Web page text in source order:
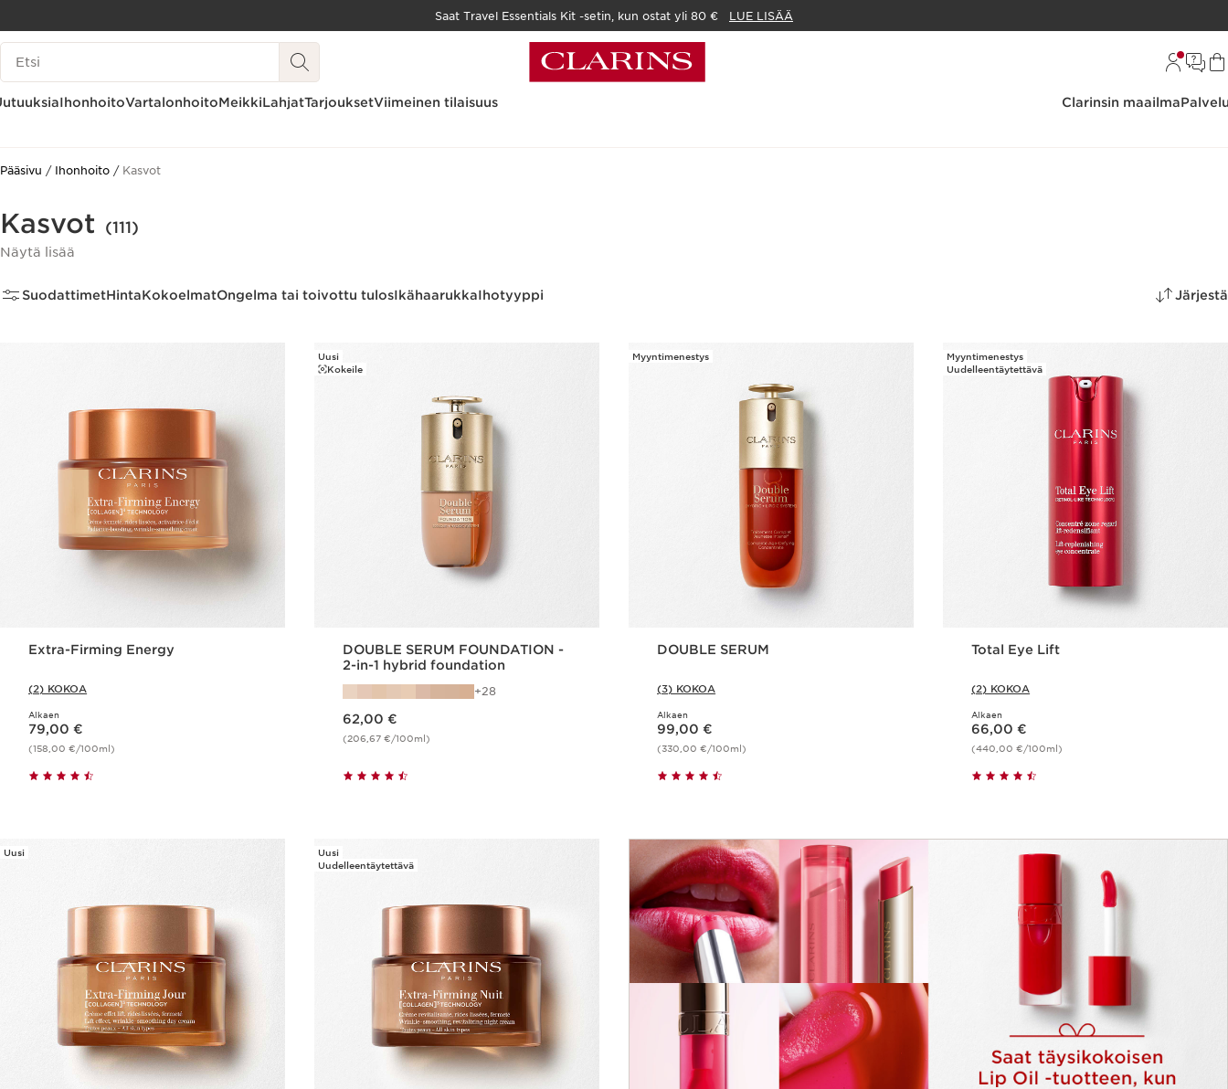
SIIRRY SISÄLTÖÖN
Saat Travel Essentials Kit -setin, kun ostat yli 80 € LUE LISÄÄ
Hakuhistoria
IhonhoitoVartalonhoitoMeikkiLahjatTarjouksetViimeinen tilaisuus Clarinsin maailma
Pääsivu Ihonhoito Kasvot
Kasvot (111)
Näytä lisää
SuodattimetHintaKokoelmatOngelma tai toivottu tulosIkähaarukkaIhotyyppi Järjestä
Extra-Firming Energy
(2) KOKOA
Alkaen
Nykyinen hinta 79,00 €
79,00 €
(158,00 €/100ml)
Uusi
Kokeile
DOUBLE SERUM FOUNDATION -
2-in-1 hybrid foundation
28
62,00 €
(206,67 €/100ml)
Myyntimenestys
DOUBLE SERUM
(3) KOKOA
Alkaen
Nykyinen hinta 99,00 €
99,00 €
(330,00 €/100ml)
Myyntimenestys
Uudelleentäytettävä
Total Eye Lift
(2) KOKOA
Alkaen
Nykyinen hinta 66,00 €
66,00 €
(440,00 €/100ml)
Uusi
Uusi
Uudelleentäytettävä